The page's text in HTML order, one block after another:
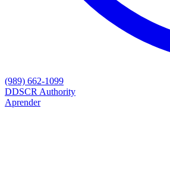
(989) 662-1099
DDSCR Authority
Aprender